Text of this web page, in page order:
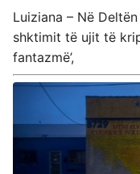
Luiziana – Në
shktimit të ujit të
fantazmë’,